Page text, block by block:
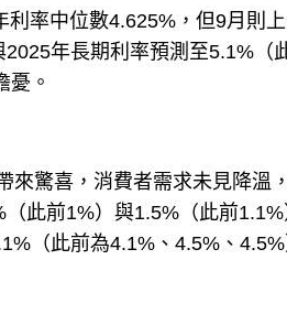
率中位數4.625%，但9月則
年長期利率預測至5.1%（
憂。
來驚喜，消費者需求未見降溫
此前1%）與1.5%（此前
（此前為4.1%、4.5%、